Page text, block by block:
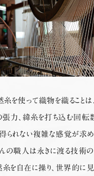
を使って織物を織ること
張力、緯糸を打ち込む回転
られない複雑な感覚が求め
の職人は永きに渡る技術の
糸を自在に操り、世界的に